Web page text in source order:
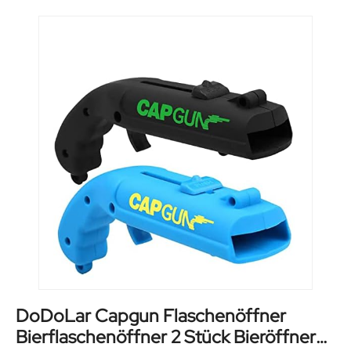
DoDoLar Capgun Flaschenöffner
Bierflaschenöffner 2 Stück Bieröffner